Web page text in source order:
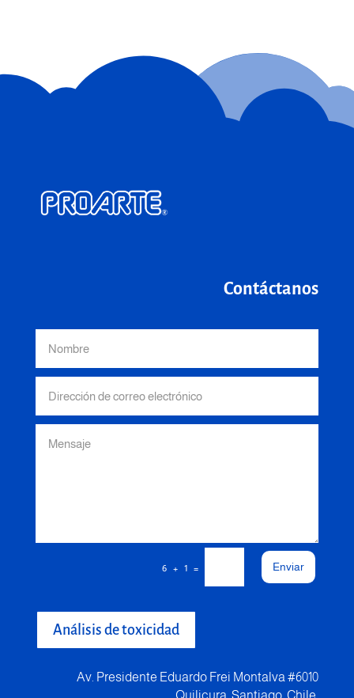
Contáctanos
6 + 1 = Enviar
Análisis de toxicidad
Av. Presidente Eduardo Frei Montalva #6010
Quilicura, Santiago, Chile.